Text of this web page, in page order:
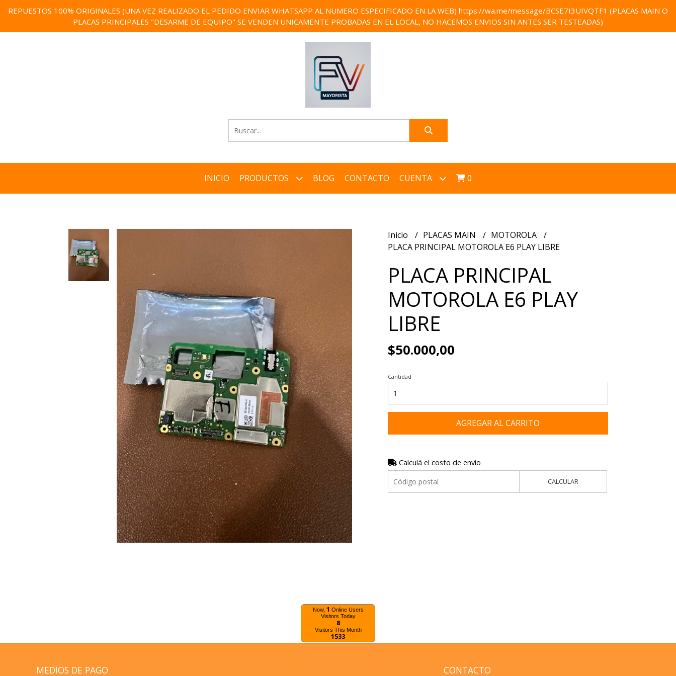
REPUESTOS 100% ORIGINALES (UNA VEZ REALIZADO EL PEDIDO ENVIAR WHATSAPP AL NUMERO ESPECIFICADO EN LA WEB) https://wa.me/message/BCSE7I3UIVQTF1 (PLACAS MAIN O
PLACAS PRINCIPALES "DESARME DE EQUIPO" SE VENDEN UNICAMENTE PROBADAS EN EL LOCAL, NO HACEMOS ENVIOS SIN ANTES SER TESTEADAS)
INICIO PRODUCTOS BLOG CONTACTO CUENTA 0
Inicio PLACAS MAIN
MOTOROLA
PLACA PRINCIPAL MOTOROLA E6 PLAY LIBRE
PLACA PRINCIPAL
MOTOROLA E6 PLAY
LIBRE
$50.000,00
Cantidad
AGREGAR AL CARRITO
Calculá el costo de envío
CALCULAR
Now, 1 Online Users
Visitors Today
8
Visitors This Month
1533
MEDIOS DE PAGO CONTACTO